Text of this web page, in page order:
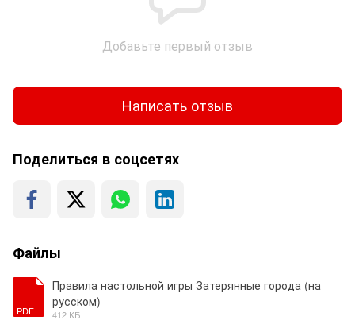
Добавьте первый отзыв
Написать отзыв
Поделиться в соцсетях
Файлы
PDF
Правила настольной игры Затерянные города (на
русском)
412 КБ